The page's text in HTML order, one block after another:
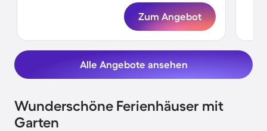
Zum Angebot
Alle Angebote ansehen
Wunderschöne Ferienhäuser mit
Garten